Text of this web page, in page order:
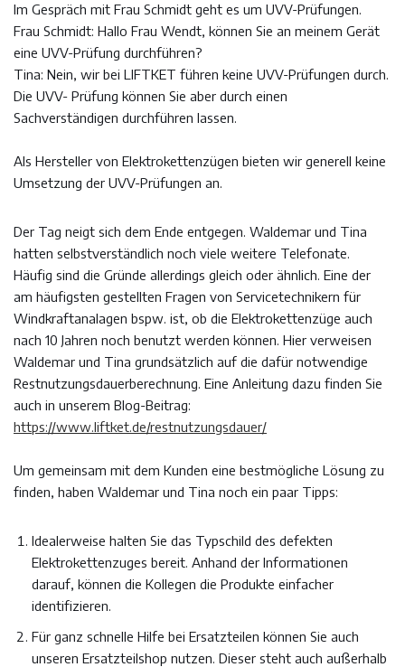
Im Gespräch mit Frau Schmidt geht es um UVV-Prüfungen.
Frau Schmidt: Hallo Frau Wendt, können Sie an meinem Gerät
eine UVV-Prüfung durchführen?
Tina: Nein, wir bei LIFTKET führen keine UVV-Prüfungen durch.
Die UVV- Prüfung können Sie aber durch einen
Sachverständigen durchführen lassen.
Als Hersteller von Elektrokettenzügen bieten wir generell keine
Umsetzung der UVV-Prüfungen an.
Der Tag neigt sich dem Ende entgegen. Waldemar und Tina
hatten selbstverständlich noch viele weitere Telefonate.
Häufig sind die Gründe allerdings gleich oder ähnlich. Eine der
am häufigsten gestellten Fragen von Servicetechnikern für
Windkraftanalagen bspw. ist, ob die Elektrokettenzüge auch
nach 10 Jahren noch benutzt werden können. Hier verweisen
Waldemar und Tina grundsätzlich auf die dafür notwendige
Restnutzungsdauerberechnung. Eine Anleitung dazu finden Sie
auch in unserem Blog-Beitrag:
https://www.liftket.de/restnutzungsdauer/
Um gemeinsam mit dem Kunden eine bestmögliche Lösung zu
finden, haben Waldemar und Tina noch ein paar Tipps:
Idealerweise halten Sie das Typschild des defekten
Elektrokettenzuges bereit. Anhand der Informationen
darauf, können die Kollegen die Produkte einfacher
identifizieren.
Für ganz schnelle Hilfe bei Ersatzteilen können Sie auch
unseren Ersatzteilshop nutzen. Dieser steht auch außerhalb